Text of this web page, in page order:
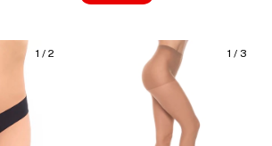
1 / 2 1 / 3